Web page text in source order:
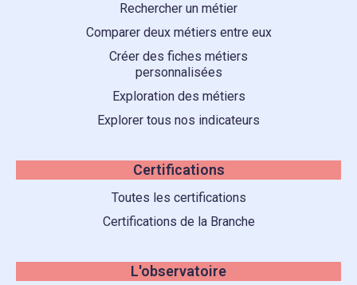
Rechercher un métier
Comparer deux métiers entre eux
Créer des fiches métiers
personnalisées
Exploration des métiers
Explorer tous nos indicateurs
Certifications
Toutes les certifications
Certifications de la Branche
L'observatoire